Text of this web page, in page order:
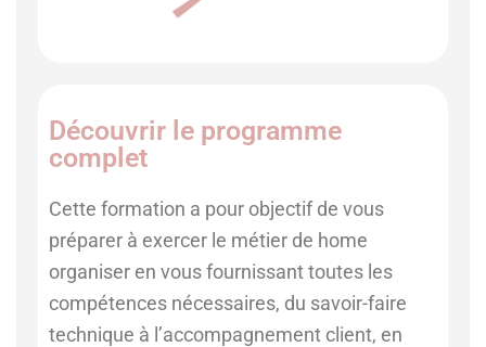
Découvrir le programme
complet
Cette formation a pour objectif de vous
préparer à exercer le métier de home
organiser en vous fournissant toutes les
compétences nécessaires, du savoir-faire
technique à l’accompagnement client, en